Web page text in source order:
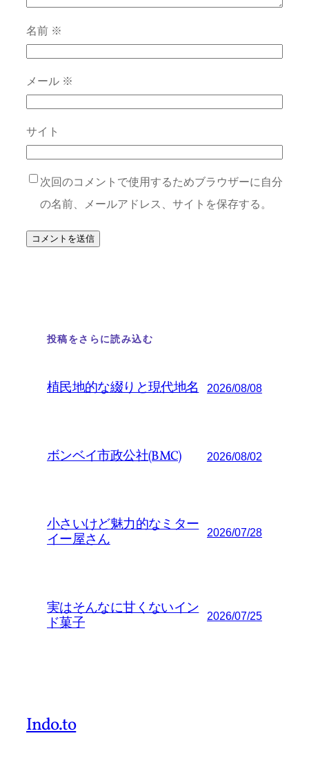
名前 ※
メール ※
サイト
次回のコメントで使用するためブラウザーに自分
の名前、メールアドレス、サイトを保存する。
投稿をさらに読み込む
植民地的な綴りと現代地名 2026/08/08
ボンベイ市政公社(BMC) 2026/08/02
小さいけど魅力的なミター
イー屋さん
2026/07/28
実はそんなに甘くないイン
ド菓子
2026/07/25
Indo.to